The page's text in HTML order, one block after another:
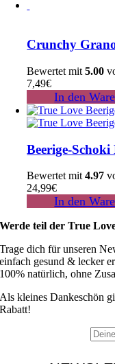
Crunchy
Bewertet mit5.00
7,49€
In den
Beerige-Schoki
Bewertet mit4.97
24,99€
In den
Werde teil der True
Trage dich für unseren
einfach gesund & lecker
100% natürlich, ohne
Als kleines Dankeschön
Rabatt!